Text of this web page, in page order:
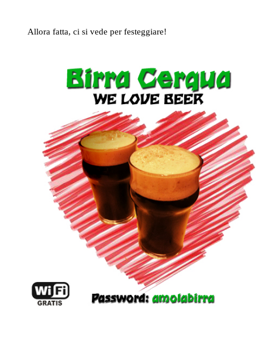
Allora fatta, ci si vede per festeggiare!